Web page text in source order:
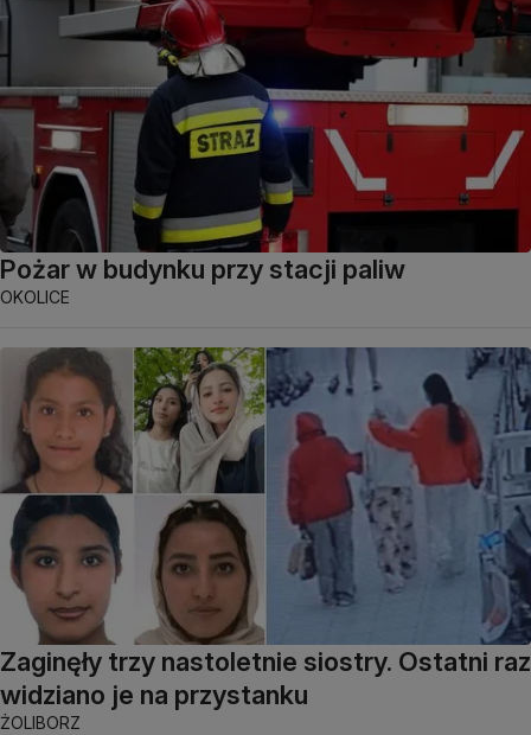
Pożar w budynku przy stacji paliw
OKOLICE
Zaginęły trzy nastoletnie siostry. Ostatni raz
widziano je na przystanku
ŻOLIBORZ